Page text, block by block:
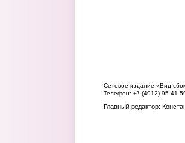
Сетевое издание «Вид
Телефон: +7 (4912) 95-41-
Главный редактор: